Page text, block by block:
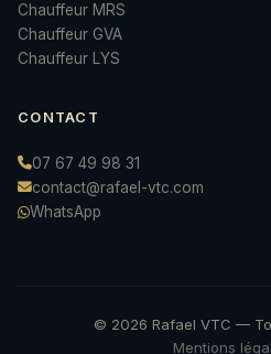
Chauffeur MRS
Chauffeur GVA
Chauffeur LYS
CONTACT
07 67 49 98 31
contact@rafael-vtc.com
WhatsApp
© 2026 Rafael VTC —
Mentions